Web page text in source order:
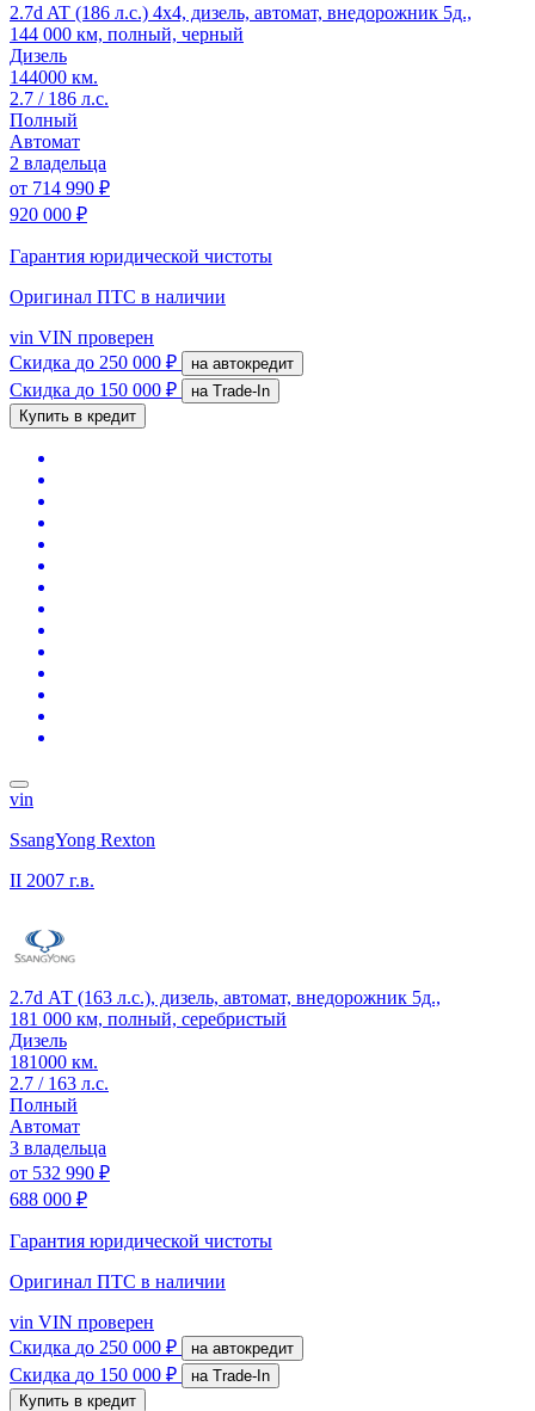
2.7d AT (186 л.с.) 4x4, дизель, автомат, внедорожник 5д.,
144 000 км, полный, черный
Дизель
144000 км.
2.7 / 186 л.с.
Полный
Автомат
2 владельца
от 714 990 ₽
920 000 ₽
Гарантия юридической чистоты
Оригинал ПТС в наличии
vin VIN проверен
Скидка до 250 000 ₽ на автокредит
Скидка до 150 000 ₽
на Trade-In
Купить в кредит
vin
SsangYong Rexton
II 2007 г.в.
2.7d АТ (163 л.с.), дизель, автомат, внедорожник 5д.,
181 000 км, полный, серебристый
Дизель
181000 км.
2.7 / 163 л.с.
Полный
Автомат
3 владельца
от 532 990 ₽
688 000 ₽
Гарантия юридической чистоты
Оригинал ПТС в наличии
vin VIN проверен
Скидка до 250 000 ₽ на автокредит
Скидка до 150 000 ₽
на Trade-In
Купить в кредит